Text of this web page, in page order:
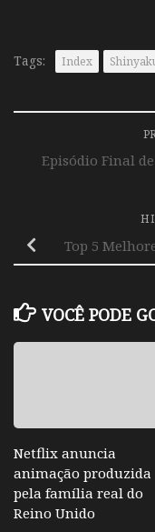
Tags: Index
Episódio Final
Top 5
VOCÊ PODE
Netflix anuncia
animação produzida
pela família real do
Reino Unido